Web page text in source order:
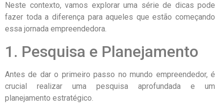
Neste contexto, vamos explorar uma série de dicas pode
fazer toda a diferença para aqueles que estão começando
essa jornada empreendedora.
1. Pesquisa e Planejamento
Antes de dar o primeiro passo no mundo empreendedor, é
crucial realizar uma pesquisa aprofundada e um
planejamento estratégico.